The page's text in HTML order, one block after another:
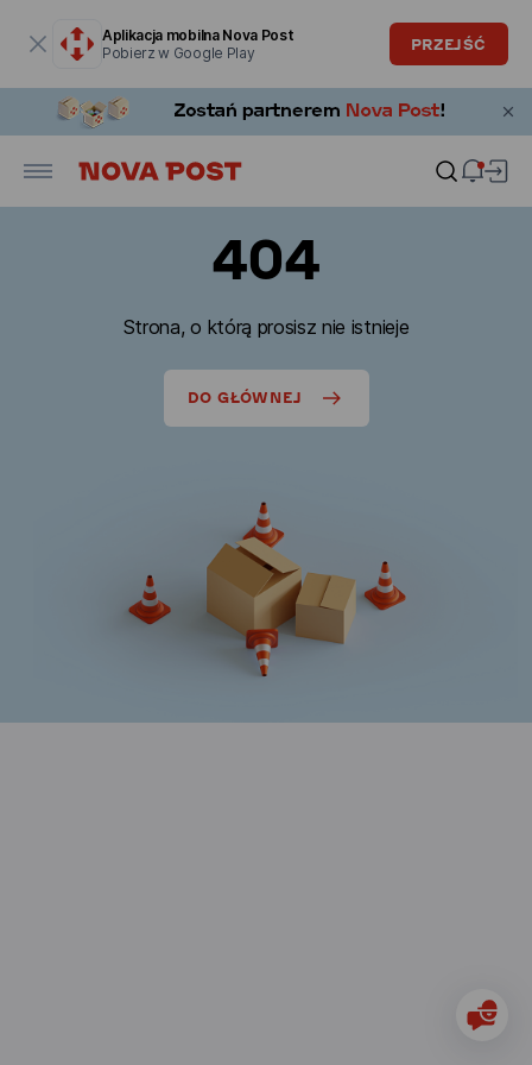
Aplikacja mobilna Nova Post
Pobierz w Google Play
PRZEJŚĆ
404
Strona, o którą prosisz nie istnieje
DO GŁÓWNEJ